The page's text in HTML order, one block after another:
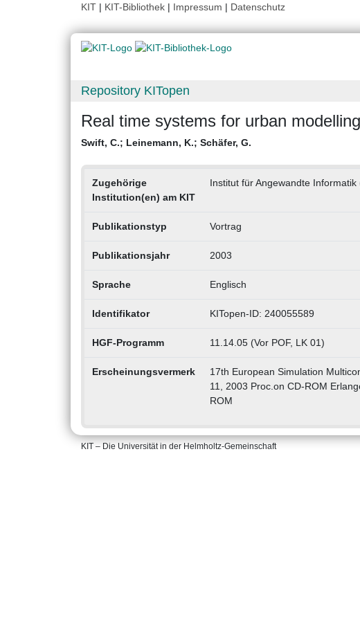
KIT | KIT-Bibliothek | Impressum | Datenschutz
Repository KITopen
Real time systems for urban modelling
Swift, C.; Leinemann, K.; Schäfer, G.
Zugehörige
Institution(en) am KIT
Institut für Angewandte Informatik
Publikationstyp Vortrag
Publikationsjahr 2003
Sprache Englisch
Identifikator KITopen-ID: 240055589
HGF-Programm 11.14.05 (Vor POF, LK 01)
Erscheinungsvermerk
17th European Simulation
11, 2003 Proc.on CD-ROM
ROM
KIT – Die Universität in der Helmholtz-Gemeinschaft